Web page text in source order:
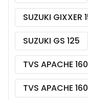
SUZUKI GIXXER
SUZUKI GS 125
TVS APACHE 160
TVS APACHE